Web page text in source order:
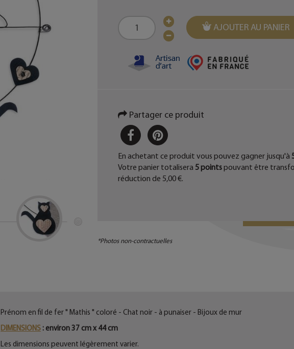
AJOUTER AU PANIER
Partager ce produit
PARTAGERPINTEREST
En achetant ce produit vous pouvez gagner jusqu'à
Votre panier totalisera 5pointspouvant être
réduction de 5,00 €.
*Photos non-contractuelles
Prénom en fil de fer " Mathis " coloré - Chat noir - à punaiser - Bijoux de mur
DIMENSIONS: environ 37 cm x 44 cm
Les dimensions peuvent légèrement varier.